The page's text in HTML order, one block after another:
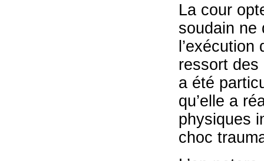
La cour
soudain ne
ressort des
a été
qu’elle a
physiques
choc